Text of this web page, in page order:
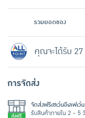
รวมยอดของ
คุณจะได้รับ
การจัดส่ง
จัดส่งฟรีเซเว่นอีเลฟเว่
รับสินค้าภายใน 2 - 5 วั